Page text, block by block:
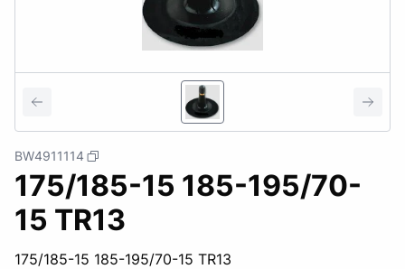
BW4911114
175/185-15 185-195/70-
15 TR13
175/185-15 185-195/70-15 TR13